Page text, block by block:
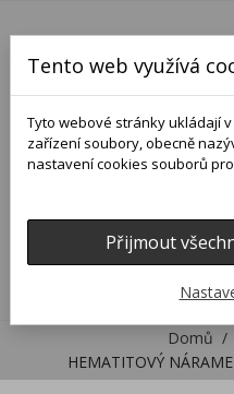
Domů
HEMATITOVÝ
Tento web využívá
Tyto webové stránky ukládají
zařízení soubory, obecně
nastavení cookies souborů
Přijmout